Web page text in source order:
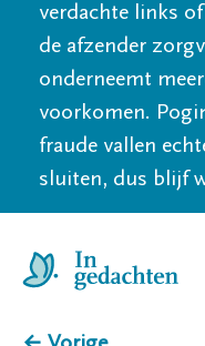
verdachte links
de afzender
onderneemt
voorkomen.
fraude vallen
sluiten, dus blijf